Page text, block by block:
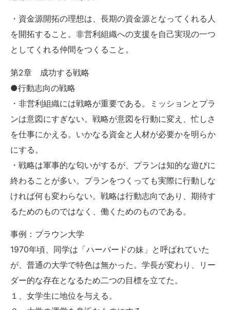
・資金源開拓の理想は、長期の資金源となってくれる人
を開拓すること。非営利組織への支援を自己実現の一つ
としてくれる仲間をつくること。
第2章 成功する戦略
●行動志向の戦略
・非営利組織には戦略が重要である。ミッションとプラ
ンは意図にすぎない。戦略が意図を行動に変え、忙しさ
を仕事にかえる。いかなる資金と人材が必要かを明らか
にする。
・戦略は軍事的な匂いがするが、プランは知的な遊びに
終わることが多い。プランをつくっても実際に行動しな
ければ何も変わらない。戦略は行動志向であり、期待す
るためのものではなく、働くためのものである。
事例：ブラウン大学
1970年頃、同学は「ハーバードの妹」と呼ばれていた
が、普通の大学で特色は無かった。学長が変わり、リー
ダー的な存在となるため二つの目標を立てた。
１、女学生に地位を与える。